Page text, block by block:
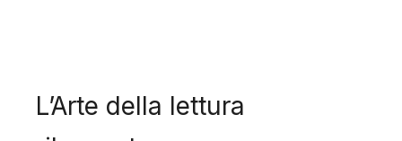
L’Arte della lettura